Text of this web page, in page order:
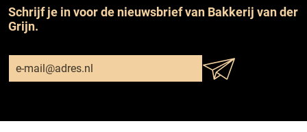
Schrijf je in voor de nieuwsbrief van Bakkerij van der
Grijn.